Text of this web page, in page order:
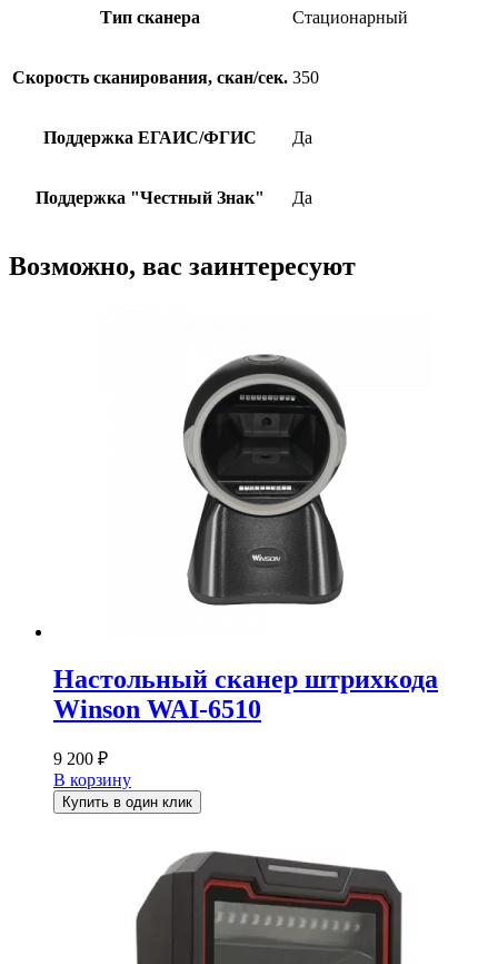
Тип сканера Стационарный
Скорость сканирования, скан/сек. 350
Поддержка ЕГАИС/ФГИС Да
Поддержка "Честный Знак" Да
Возможно, вас заинтересуют
Настольный сканер штрихкода
Winson WAI-6510
9 200 ₽
В корзину
Купить в один клик